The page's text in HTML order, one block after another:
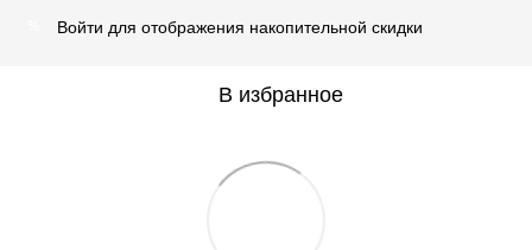
Войти для отображения накопительной скидки
В избранное